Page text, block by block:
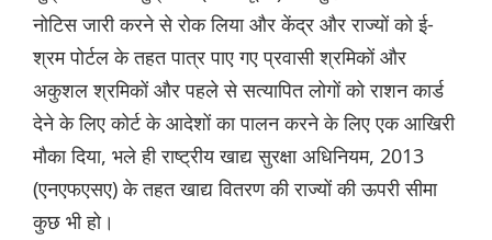
नोटिस जारी करने से रोक लिया और केंद्र और राज्यों को ई-
श्रम पोर्टल के तहत पात्र पाए गए प्रवासी श्रमिकों और
अकुशल श्रमिकों और पहले से सत्यापित लोगों को राशन कार्ड
देने के लिए कोर्ट के आदेशों का पालन करने के लिए एक आखिरी
मौका दिया, भले ही राष्ट्रीय खाद्य सुरक्षा अधिनियम, 2013
(एनएफएसए) के तहत खाद्य वितरण की राज्यों की ऊपरी सीमा
कुछ भी हो।